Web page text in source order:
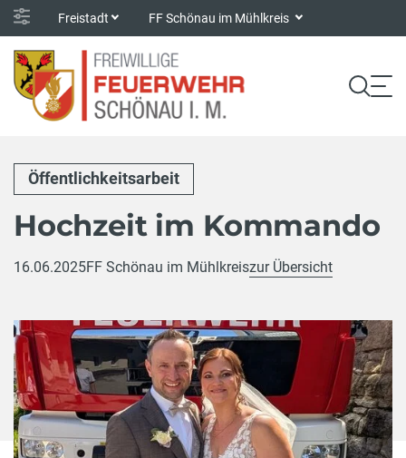
Freistadt FF Schönau im Mühlkreis
Öffentlichkeitsarbeit
Hochzeit im Kommando
16.06.2025FF Schönau im Mühlkreiszur Übersicht